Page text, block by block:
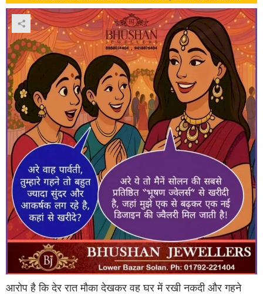
आरोप है कि देर रात मौका देखकर वह घर में रखी नकदी और गहने